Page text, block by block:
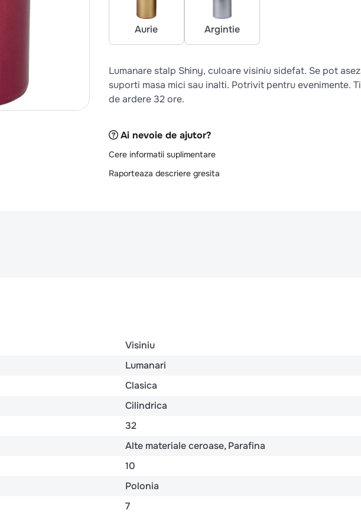
Aurie Argintie
Lumanare stalp Shiny, culoare visiniu sidefat. Se pot
suporti masa mici sau inalti. Potrivit pentru evenimente.
de ardere 32 ore.
Ai nevoie de ajutor?
Cere informatii suplimentare
Raporteaza descriere gresita
Visiniu
Lumanari
Clasica
Cilindrica
32
Alte materiale ceroase Parafina
10
Polonia
7